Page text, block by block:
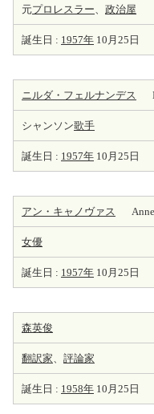
元プロレスラー、 政治屋
誕生日 : 1957年 10月25日
ニルダ・フェルナンデス
シャンソン歌手
誕生日 : 1957年 10月25日
アン・キャノヴァス
女優
誕生日 : 1957年 10月25日
森英俊
翻訳家、 評論家
誕生日 : 1958年 10月25日